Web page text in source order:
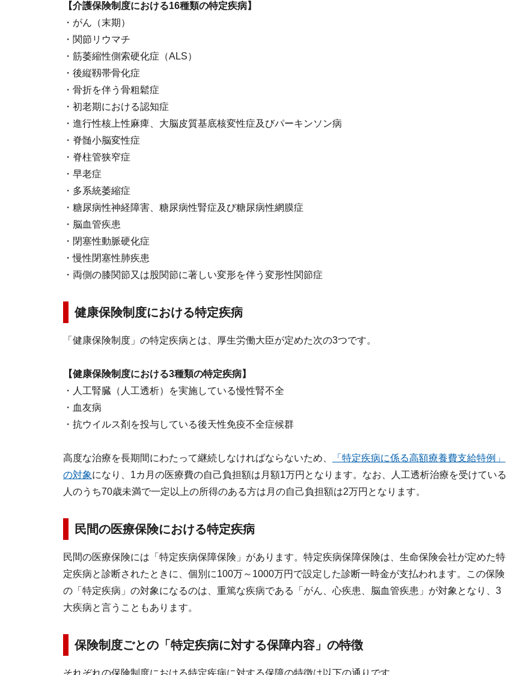
【介護保険制度における16種類の特定疾病】
・がん（末期）
・関節リウマチ
・筋萎縮性側索硬化症（ALS）
・後縦靱帯骨化症
・骨折を伴う骨粗鬆症
・初老期における認知症
・進行性核上性麻痺、大脳皮質基底核変性症及びパーキンソン病
・脊髄小脳変性症
・脊柱管狭窄症
・早老症
・多系統萎縮症
・糖尿病性神経障害、糖尿病性腎症及び糖尿病性網膜症
・脳血管疾患
・閉塞性動脈硬化症
・慢性閉塞性肺疾患
・両側の膝関節又は股関節に著しい変形を伴う変形性関節症
健康保険制度における特定疾病
「健康保険制度」の特定疾病とは、厚生労働大臣が定めた次の3つです。
【健康保険制度における3種類の特定疾病】
・人工腎臓（人工透析）を実施している慢性腎不全
・血友病
・抗ウイルス剤を投与している後天性免疫不全症候群
高度な治療を長期間にわたって継続しなければならないため、
「特定疾病に係る高額療養費支給特例」
の対象になり、1カ月の医療費の自己負担額は月額1万円となります。なお、人工透析治療を受けている
人のうち70歳未満で一定以上の所得のある方は月の自己負担額は2万円となります。
民間の医療保険における特定疾病
民間の医療保険には「特定疾病保障保険」があります。特定疾病保障保険は、生命保険会社が定めた特
定疾病と診断されたときに、個別に100万～1000万円で設定した診断一時金が支払われます。この保険
の「特定疾病」の対象になるのは、重篤な疾病である「がん、心疾患、脳血管疾患」が対象となり、3
大疾病と言うこともあります。
保険制度ごとの「特定疾病に対する保障内容」の特徴
それぞれの保険制度における特定疾病に対する保障の特徴は以下の通りです。